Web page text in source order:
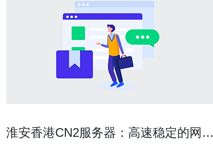
淮安香港CN2服务器：高速稳定的网络